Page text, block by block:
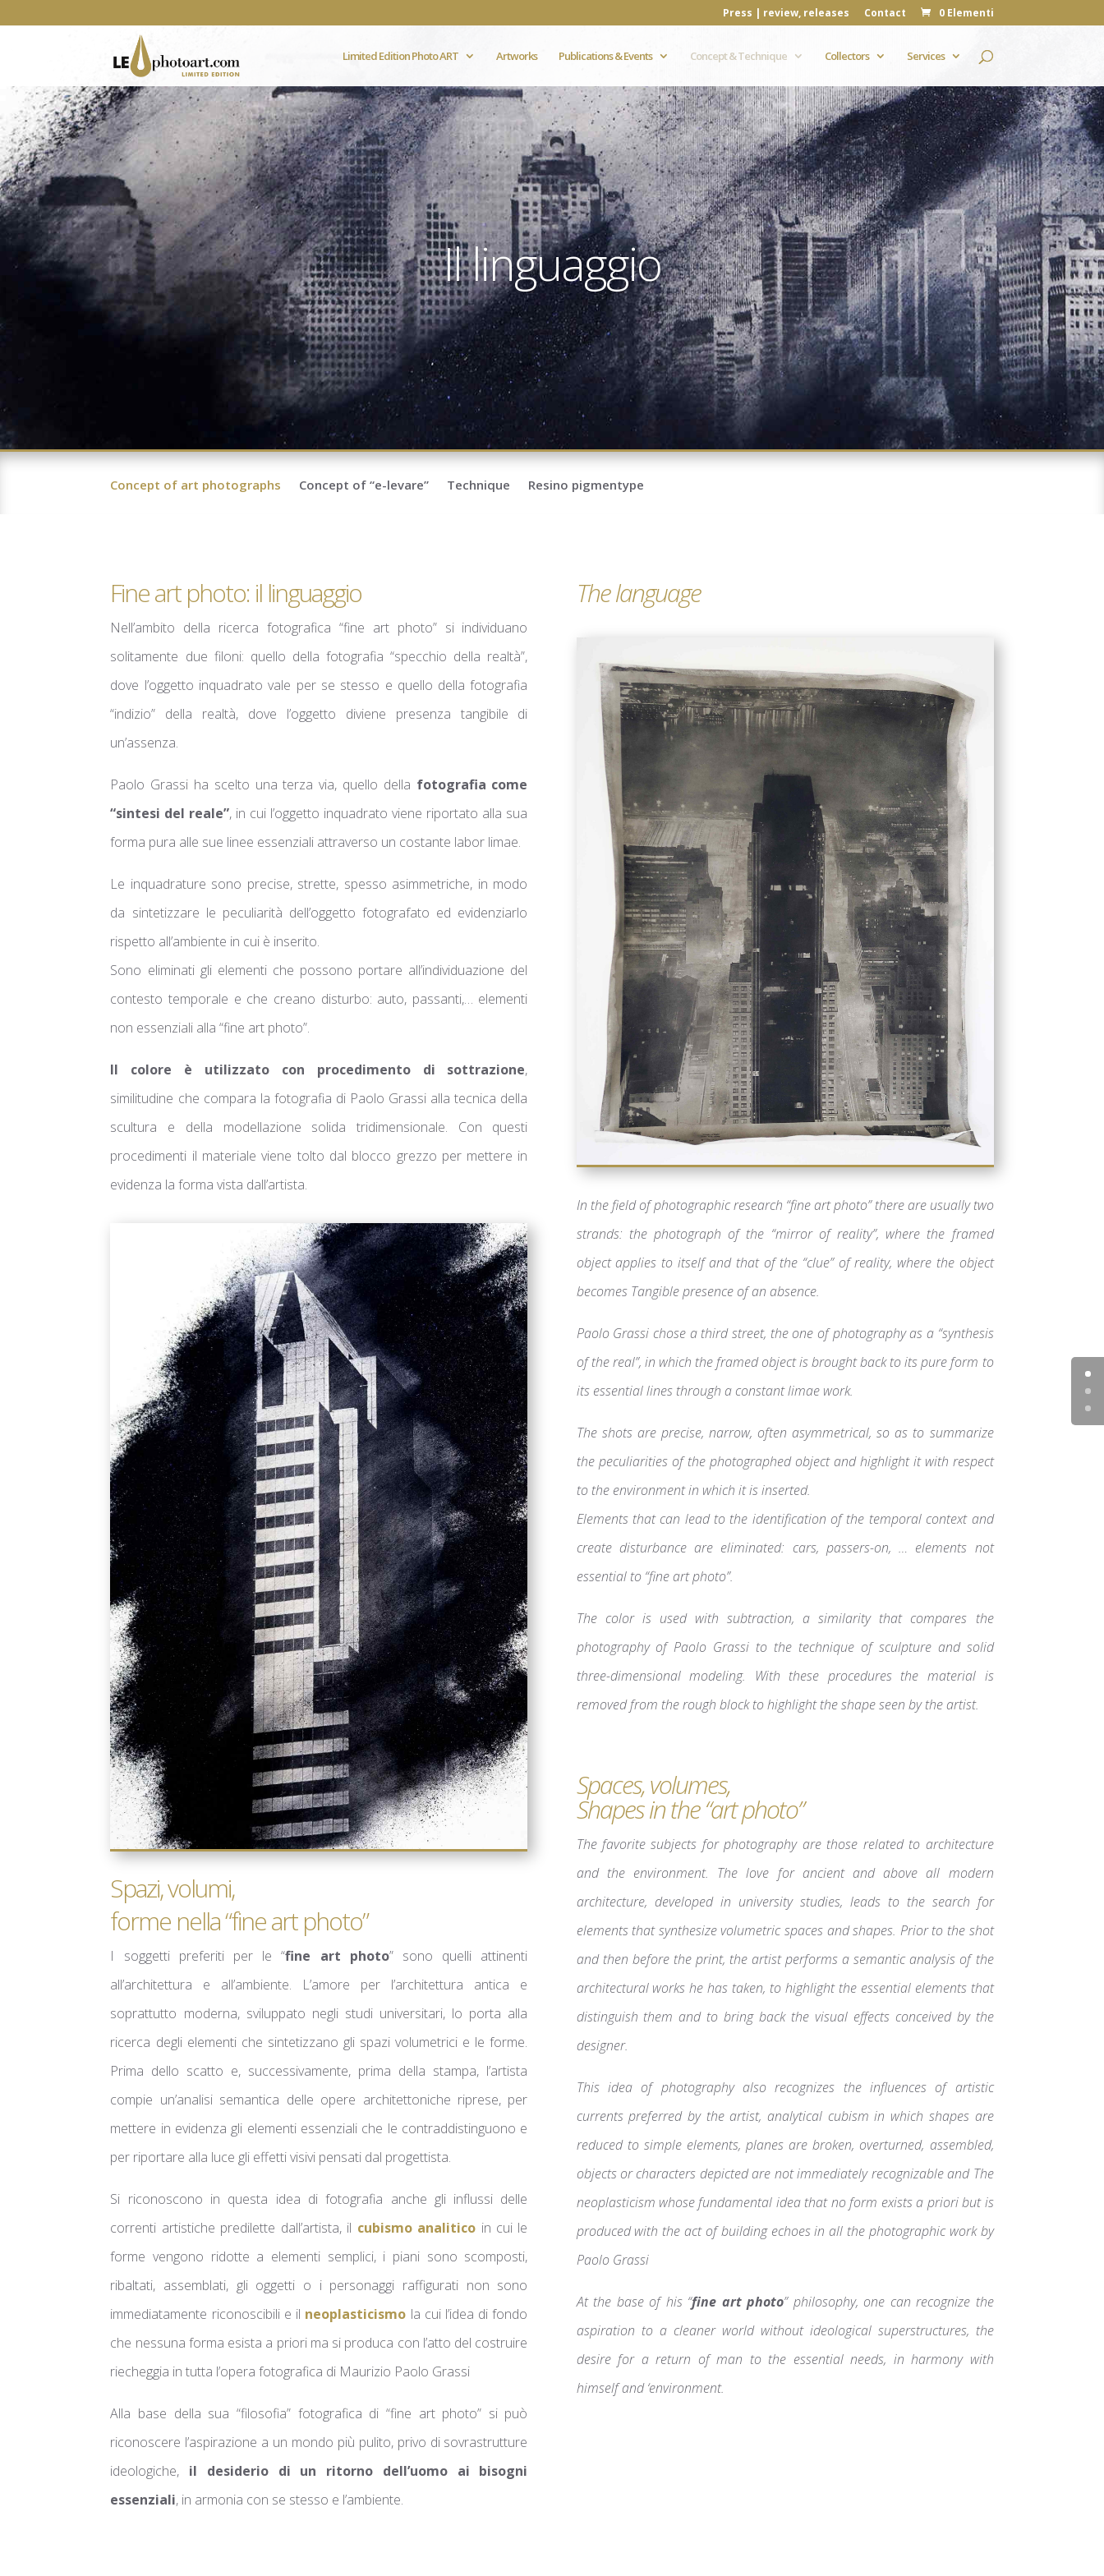
Press | review, releases Contact 0 Elementi
Limited Edition Photo ART Artworks Publications & Events Concept & Technique Collectors Services
Il linguaggio
Concept of art photographs Concept of “e-levare” Technique Resino pigmentype
Fine art photo: il linguaggio
Nell’ambito della ricerca fotografica “fine art photo” si individuano
solitamente due filoni: quello della fotografia “specchio della realtà”,
dove l’oggetto inquadrato vale per se stesso e quello della fotografia
“indizio” della realtà, dove l’oggetto diviene presenza tangibile di
un’assenza.
Paolo Grassi ha scelto una terza via, quello della fotografia come
“sintesi del reale”, in cui l’oggetto inquadrato viene riportato alla sua
forma pura alle sue linee essenziali attraverso un costante labor limae.
Le inquadrature sono precise, strette, spesso asimmetriche, in modo
da sintetizzare le peculiarità dell’oggetto fotografato ed evidenziarlo
rispetto all’ambiente in cui è inserito.
Sono eliminati gli elementi che possono portare all’individuazione del
contesto temporale e che creano disturbo: auto, passanti,… elementi
non essenziali alla “fine art photo”.
Il colore è utilizzato con procedimento di sottrazione,
similitudine che compara la fotografia di Paolo Grassi alla tecnica della
scultura e della modellazione solida tridimensionale. Con questi
procedimenti il materiale viene tolto dal blocco grezzo per mettere in
evidenza la forma vista dall’artista.
Spazi, volumi,
forme nella “fine art photo”
I soggetti preferiti per le “fine art photo” sono quelli attinenti
all’architettura e all’ambiente. L’amore per l’architettura antica e
soprattutto moderna, sviluppato negli studi universitari, lo porta alla
ricerca degli elementi che sintetizzano gli spazi volumetrici e le forme.
Prima dello scatto e, successivamente, prima della stampa, l’artista
compie un’analisi semantica delle opere architettoniche riprese, per
mettere in evidenza gli elementi essenziali che le contraddistinguono e
per riportare alla luce gli effetti visivi pensati dal progettista.
Si riconoscono in questa idea di fotografia anche gli influssi delle
correnti artistiche predilette dall’artista, il cubismo analitico in cui le
forme vengono ridotte a elementi semplici, i piani sono scomposti,
ribaltati, assemblati, gli oggetti o i personaggi raffigurati non sono
immediatamente riconoscibili e il neoplasticismo la cui l’idea di fondo
che nessuna forma esista a priori ma si produca con l’atto del costruire
riecheggia in tutta l’opera fotografica di Maurizio Paolo Grassi
Alla base della sua “filosofia” fotografica di “fine art photo” si può
riconoscere l’aspirazione a un mondo più pulito, privo di sovrastrutture
ideologiche, il desiderio di un ritorno dell’uomo ai bisogni
essenziali, in armonia con se stesso e l’ambiente.
The language
In the field of photographic research “fine art photo” there are usually two
strands: the photograph of the “mirror of reality”, where the framed
object applies to itself and that of the “clue” of reality, where the object
becomes Tangible presence of an absence.
Paolo Grassi chose a third street, the one of photography as a “synthesis
of the real”, in which the framed object is brought back to its pure form to
its essential lines through a constant limae work.
The shots are precise, narrow, often asymmetrical, so as to summarize
the peculiarities of the photographed object and highlight it with respect
to the environment in which it is inserted.
Elements that can lead to the identification of the temporal context and
create disturbance are eliminated: cars, passers-on, … elements not
essential to “fine art photo”.
The color is used with subtraction, a similarity that compares the
photography of Paolo Grassi to the technique of sculpture and solid
three-dimensional modeling.
With these procedures the material is
removed from the rough block to highlight the shape seen by the artist.
Spaces, volumes,
Shapes in the “art photo”
The favorite subjects for photography are those related to architecture
and the environment. The love for ancient and above all modern
architecture, developed in university studies, leads to the search for
elements that synthesize volumetric spaces and shapes. Prior to the shot
and then before the print, the artist performs a semantic analysis of the
architectural works he has taken, to highlight the essential elements that
distinguish them and to bring back the visual effects conceived by the
designer.
This idea of ​​photography also recognizes the influences of artistic
currents preferred by the artist, analytical cubism in which shapes are
reduced to simple elements, planes are broken, overturned, assembled,
objects or characters depicted are not immediately recognizable and The
neoplasticism whose fundamental idea that no form exists a priori but is
produced with the act of building echoes in all the photographic work by
Paolo Grassi
At the base of his “fine art photo” philosophy, one can recognize the
aspiration to a cleaner world without ideological superstructures, the
desire for a return of man to the essential needs, in harmony with
himself and ‘environment.